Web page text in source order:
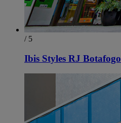
/ 5
Ibis Styles RJ Botafogo